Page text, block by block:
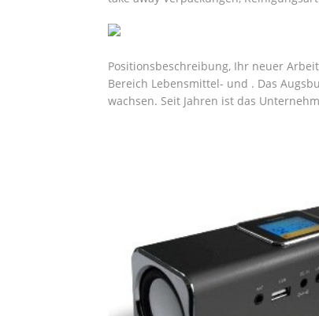
Positionsbeschreibung, Ihr neuer
Bereich Lebensmittel- und . Das
wachsen. Seit Jahren ist das